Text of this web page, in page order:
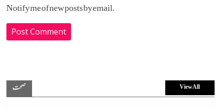
Notify me of new posts by email.
صحت View All